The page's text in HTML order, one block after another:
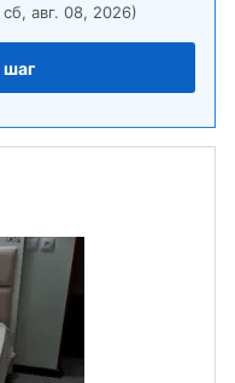
авг. 08, 2026)